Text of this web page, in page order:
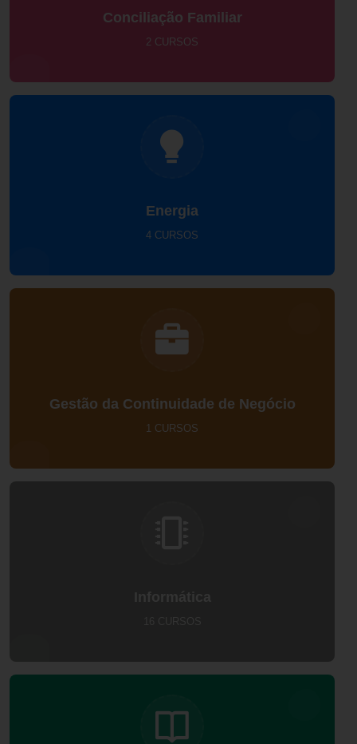
Conciliação Familiar
2 CURSOS
Energia
4 CURSOS
Gestão da Continuidade de Negócio
1 CURSOS